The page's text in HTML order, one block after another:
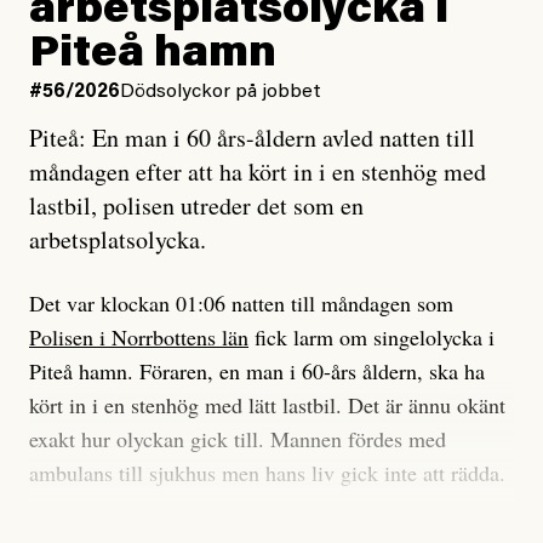
tidning?
Vad är bra journalistik?
Ett försök till korta svar som jag hoppas kan förtydliga
för Kuhn och Sassarinis-McGowan och andra hur jag
som chefredaktör ser på Dagens ETC:s uppdrag och
roll.
Vi skriver för våra läsare som vill bli informerade,
överraskade, bekräftade, utmanade – och som kräver
att vi granskar allt och alla.
Vi är som sagt en röd, grön och oberoende tidning.
Det betyder en annan journalistik än vad du hittar i
enligt uråldrig metod
och lade min sista ungdom
på att laga en gammal bod.
Jag sökte ljuset och meningen,
efter det som var rent, rätt och sant,
och aldrig såg jag det klarare än
när jag ombord på bussen hjälpte en tant.
#23/2026Intervjun
Jesper Lundby: ”Livet i sig
är ganska politiskt”
arbetsplatsolycka i
Piteå hamn
#56/2026 Dödsolyckor på jobbet
Piteå: En man i 60 års-åldern avled natten till
måndagen efter att ha kört in i en stenhög med
lastbil, polisen utreder det som en
arbetsplatsolycka.
Det var klockan 01:06 natten till måndagen som
Polisen i Norrbottens län fick larm om singelolycka i
Piteå hamn. Föraren, en man i 60-års åldern, ska ha
kört in i en stenhög med lätt lastbil. Det är ännu okänt
exakt hur olyckan gick till. Mannen fördes med
ambulans till sjukhus men hans liv gick inte att rädda.